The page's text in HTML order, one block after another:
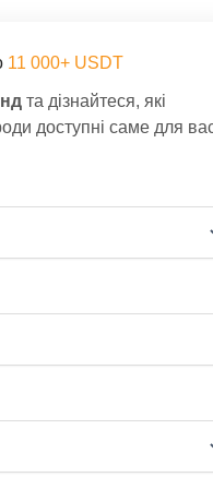
11 000+ USDT
та дізнайтеся, які
доступні саме для